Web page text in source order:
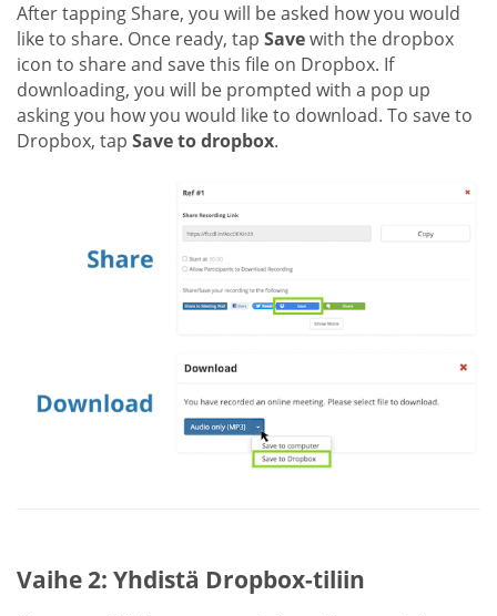
After tapping Share, you will be asked how you would
like to share. Once ready, tap Savewith the dropbox
icon to share and save this file on Dropbox. If
downloading, you will be prompted with a pop up
asking you how you would like to download. To save to
Dropbox, tap Save to dropbox.
Vaihe 2: Yhdistä Dropbox-tiliin